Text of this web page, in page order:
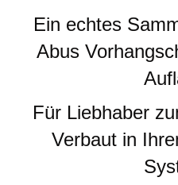
Ein echtes
Abus
Für Liebhaber
Verbaut in